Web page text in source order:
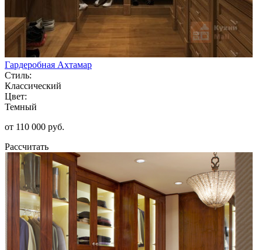
Гардеробная Ахтамар
Стиль:
Классический
Цвет:
Темный
от 110 000 руб.
Рассчитать